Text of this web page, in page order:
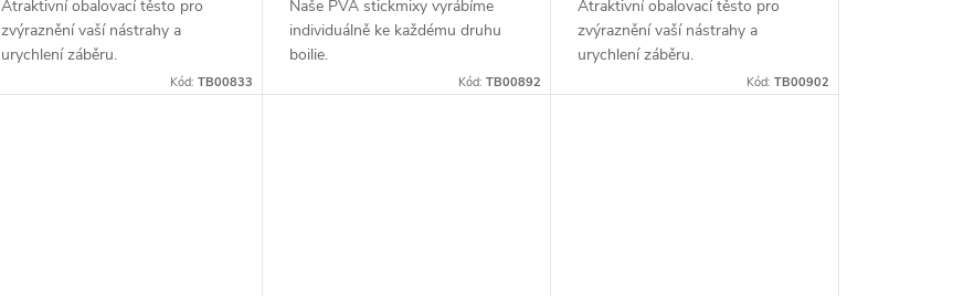
Atraktivní obalovací těsto pro
zvýraznění vaší nástrahy a
urychlení záběru.
Kód: TB00833
Naše PVA stickmixy vyrábíme
individuálně ke každému druhu
boilie.
Kód: TB00892
Atraktivní obalovací těsto pro
zvýraznění vaší nástrahy a
urychlení záběru.
Kód: TB00902